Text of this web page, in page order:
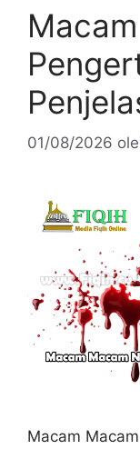
01/08/2026
Macam